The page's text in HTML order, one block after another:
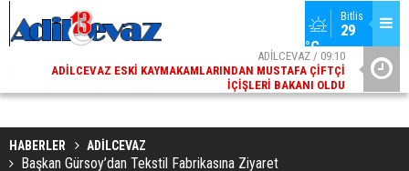
Bitlis
29
°C
ADİLCEVAZ / 09:10
ADILCEVAZ ESKI KAYMAKAMLARINDAN MUSTAFA ÇIFTÇI
İÇIŞLERI BAKANI OLDU
HABERLER ADİLCEVAZ
Başkan Gürsoy’dan Tekstil Fabrikasına Ziyaret